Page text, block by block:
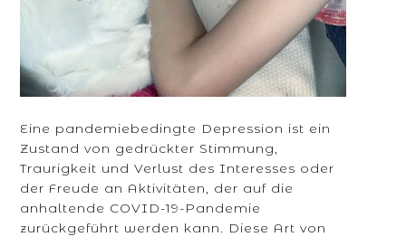
Eine pandemiebedingte Depression ist ein
Zustand von gedrückter Stimmung,
Traurigkeit und Verlust des Interesses oder
der Freude an Aktivitäten, der auf die
anhaltende COVID-19-Pandemie
zurückgeführt werden kann. Diese Art von